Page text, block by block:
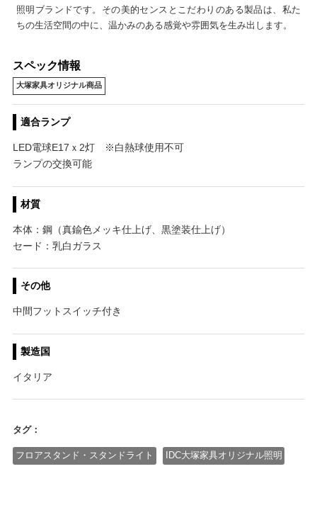
照明ブランドです。その美的センスとこだわりのある製品は、私た
ちの生活空間の中に、温かみのある感覚や雰囲気を生み出します。
スペック情報
大塚家具オリジナル商品
適合ランプ
LED電球E17ｘ2灯 ※白熱球使用不可
ランプの交換可能
材質
本体：鋼（真鍮色メッキ仕上げ、黒塗装仕上げ）
セード：乳白ガラス
その他
中間フットスイッチ付き
製造国
イタリア
タグ：
フロアスタンド・スタンドライト IDC大塚家具オリジナル照明